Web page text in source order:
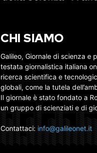
CHI SIAMO
Galileo, Giornale di scienza e
testata giornalistica italiana
ricerca scientifica e
globali, come la tutela
Il giornale è stato fondato a
un gruppo di scienziati e di
Contattaci: info@galileonet.it